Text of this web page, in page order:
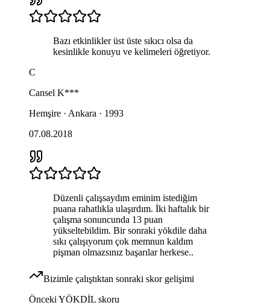
Bazı etkinlikler üst üste sıkıcı olsa da
kesinlikle konuyu ve kelimeleri öğretiyor.
C
Cansel K***
Hemşire · Ankara · 1993
07.08.2018
Düzenli çalışsaydım eminim istediğim
puana rahatlıkla ulaşırdım. İki haftalık bir
çalışma sonuncunda 13 puan
yükseltebildim. Bir sonraki yökdile daha
sıkı çalışıyorum çok memnun kaldım
pişman olmazsınız başarılar herkese..
Bizimle çalıştıktan sonraki skor gelişimi
Önceki YÖKDİL skoru